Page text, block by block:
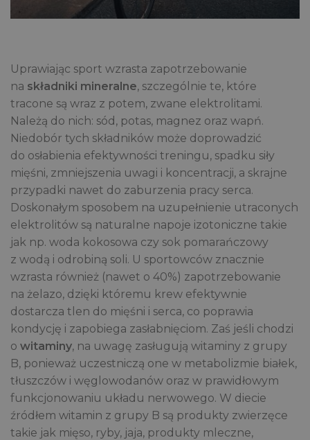
Uprawiając sport wzrasta zapotrzebowanie
na składniki mineralne, szczególnie te, które
tracone są wraz z potem, zwane elektrolitami.
Należą do nich: sód, potas, magnez oraz wapń.
Niedobór tych składników może doprowadzić
do osłabienia efektywności treningu, spadku siły
mięśni, zmniejszenia uwagi i koncentracji, a skrajne
przypadki nawet do zaburzenia pracy serca.
Doskonałym sposobem na uzupełnienie utraconych
elektrolitów są naturalne napoje izotoniczne takie
jak np. woda kokosowa czy sok pomarańczowy
z wodą i odrobiną soli. U sportowców znacznie
wzrasta również (nawet o 40%) zapotrzebowanie
na żelazo, dzięki któremu krew efektywnie
dostarcza tlen do mięśni i serca, co poprawia
kondycję i zapobiega zasłabnięciom. Zaś jeśli chodzi
o witaminy, na uwagę zasługują witaminy z grupy
B, ponieważ uczestniczą one w metabolizmie białek,
tłuszczów i węglowodanów oraz w prawidłowym
funkcjonowaniu układu nerwowego. W diecie
źródłem witamin z grupy B są produkty zwierzęce
takie jak mięso, ryby, jaja, produkty mleczne,